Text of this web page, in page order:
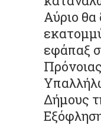
Αύριο θα
εφάπαξ
Δήμους